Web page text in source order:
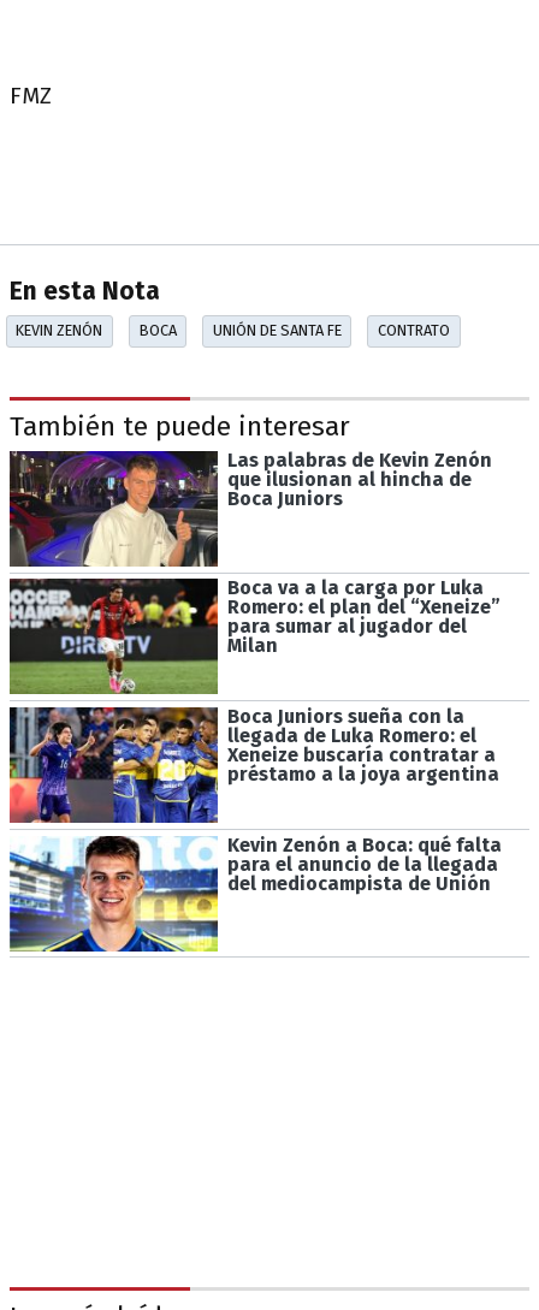
FMZ
En esta Nota
KEVIN ZENÓN BOCA UNIÓN DE SANTA FE CONTRATO
También te puede interesar
Las palabras de Kevin Zenón
que ilusionan al hincha de
Boca Juniors
Boca va a la carga por Luka
Romero: el plan del “Xeneize”
para sumar al jugador del
Milan
Boca Juniors sueña con la
llegada de Luka Romero: el
Xeneize buscaría contratar a
préstamo a la joya argentina
Kevin Zenón a Boca: qué falta
para el anuncio de la llegada
del mediocampista de Unión